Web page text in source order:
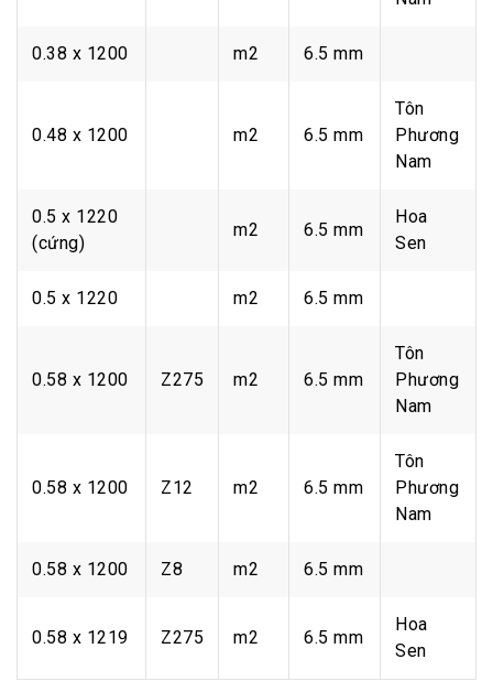
0.38 x 1200 m2 6.5 mm
0.48 x 1200 m2 6.5 mm
Tôn
Phương
Nam
0.5 x 1220
(cứng)
m2 6.5 mm
Hoa
Sen
0.5 x 1220 m2 6.5 mm
0.58 x 1200 Z275 m2 6.5 mm
Tôn
Phương
Nam
0.58 x 1200 Z12 m2 6.5 mm
Tôn
Phương
Nam
0.58 x 1200 Z8 m2 6.5 mm
0.58 x 1219 Z275 m2 6.5 mm
Hoa
Sen